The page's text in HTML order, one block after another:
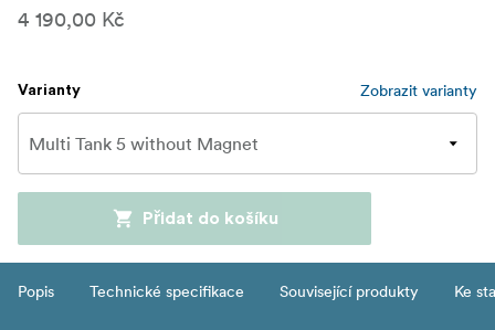
4 190,00 Kč
Varianty Zobrazit varianty
Přidat do košíku
Popis Technické specifikace Související produkty Ke